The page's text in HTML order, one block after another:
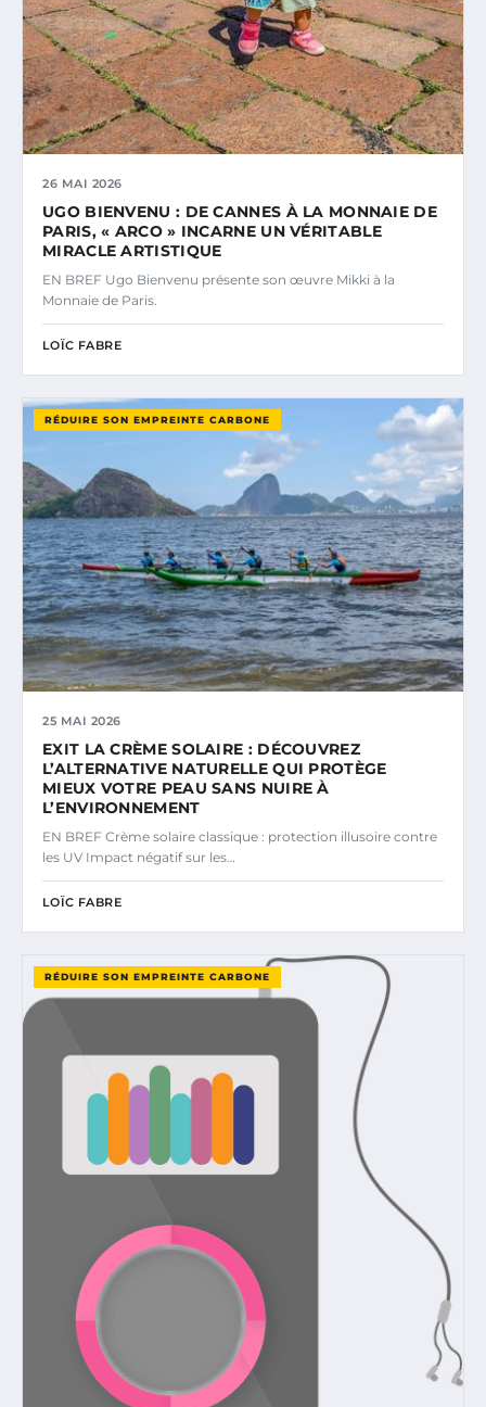
26 MAI 2026
UGO BIENVENU : DE CANNES À LA MONNAIE DE
PARIS, « ARCO » INCARNE UN VÉRITABLE
MIRACLE ARTISTIQUE
EN BREF Ugo Bienvenu présente son œuvre Mikki à la
Monnaie de Paris.
LOÏC FABRE
RÉDUIRE SON EMPREINTE CARBONE
25 MAI 2026
EXIT LA CRÈME SOLAIRE : DÉCOUVREZ
L’ALTERNATIVE NATURELLE QUI PROTÈGE
MIEUX VOTRE PEAU SANS NUIRE À
L’ENVIRONNEMENT
EN BREF Crème solaire classique : protection illusoire contre
les UV Impact négatif sur les…
LOÏC FABRE
RÉDUIRE SON EMPREINTE CARBONE